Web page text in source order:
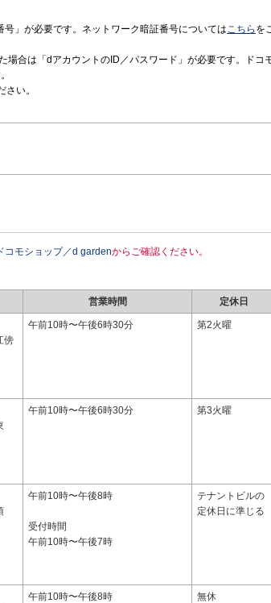
」が必要です。ネットワーク暗証番号についてはこちら を
場合は「dアカウントのID／パスワード」が必要です。ドコ
さい。
コモショップ／d gardenからご確認ください。
営業時間 定休日
傍
午前10時〜午後6時30分 第2火曜
午前10時〜午後6時30分 第3火曜
午前10時〜午後8時
受付時間
午前10時〜午後7時
テナントビルの
定休日に準じる
午前10時〜午後8時 無休